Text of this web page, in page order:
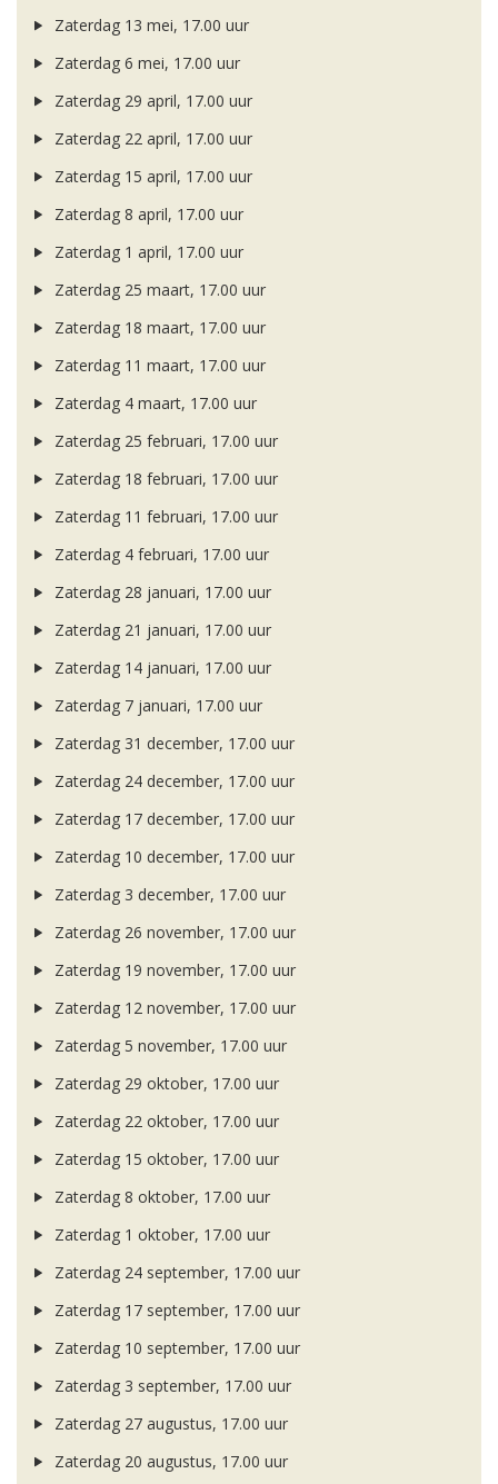
Zaterdag 13 mei, 17.00 uur
Zaterdag 6 mei, 17.00 uur
Zaterdag 29 april, 17.00 uur
Zaterdag 22 april, 17.00 uur
Zaterdag 15 april, 17.00 uur
Zaterdag 8 april, 17.00 uur
Zaterdag 1 april, 17.00 uur
Zaterdag 25 maart, 17.00 uur
Zaterdag 18 maart, 17.00 uur
Zaterdag 11 maart, 17.00 uur
Zaterdag 4 maart, 17.00 uur
Zaterdag 25 februari, 17.00 uur
Zaterdag 18 februari, 17.00 uur
Zaterdag 11 februari, 17.00 uur
Zaterdag 4 februari, 17.00 uur
Zaterdag 28 januari, 17.00 uur
Zaterdag 21 januari, 17.00 uur
Zaterdag 14 januari, 17.00 uur
Zaterdag 7 januari, 17.00 uur
Zaterdag 31 december, 17.00 uur
Zaterdag 24 december, 17.00 uur
Zaterdag 17 december, 17.00 uur
Zaterdag 10 december, 17.00 uur
Zaterdag 3 december, 17.00 uur
Zaterdag 26 november, 17.00 uur
Zaterdag 19 november, 17.00 uur
Zaterdag 12 november, 17.00 uur
Zaterdag 5 november, 17.00 uur
Zaterdag 29 oktober, 17.00 uur
Zaterdag 22 oktober, 17.00 uur
Zaterdag 15 oktober, 17.00 uur
Zaterdag 8 oktober, 17.00 uur
Zaterdag 1 oktober, 17.00 uur
Zaterdag 24 september, 17.00 uur
Zaterdag 17 september, 17.00 uur
Zaterdag 10 september, 17.00 uur
Zaterdag 3 september, 17.00 uur
Zaterdag 27 augustus, 17.00 uur
Zaterdag 20 augustus, 17.00 uur